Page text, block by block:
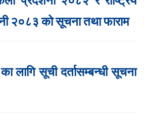
२०८३ को सूचना तथा फाराम
सूची दर्तासम्बन्धी सूचना